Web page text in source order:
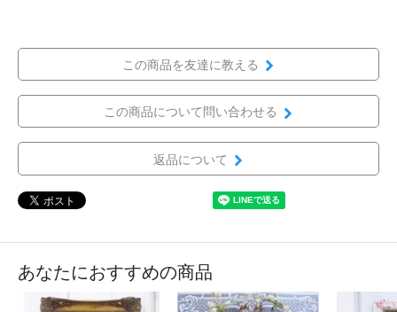
この商品を友達に教える
この商品について問い合わせる
返品について
あなたにおすすめの商品